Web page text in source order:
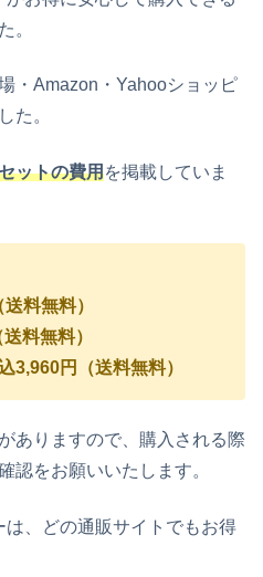
。
・Amazon・Yahooショッピ
た。
ットの費用を掲載していま
料無料）
料無料）
円（送料無料）
ありますので、購入される際
認をお願いいたします。
、どの通販サイトでもお得